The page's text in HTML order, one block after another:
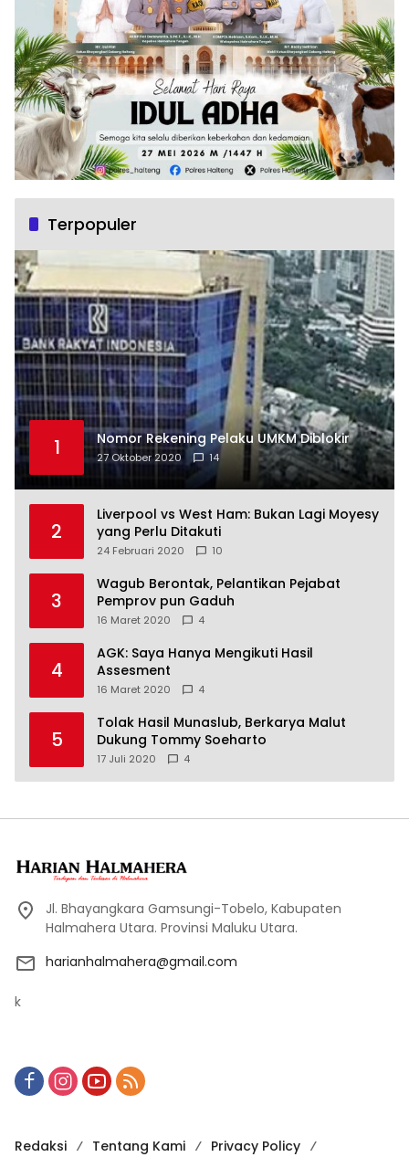
Terpopuler
1 Nomor Rekening Pelaku UMKM Diblokir
27 Oktober 2020 14
2
Liverpool vs West Ham: Bukan Lagi Moyesy
yang Perlu Ditakuti
24 Februari 2020 10
3
Wagub Berontak, Pelantikan Pejabat
Pemprov pun Gaduh
16 Maret 2020 4
4
AGK: Saya Hanya Mengikuti Hasil
Assesment
16 Maret 2020 4
5
Tolak Hasil Munaslub, Berkarya Malut
Dukung Tommy Soeharto
17 Juli 2020 4
Jl. Bhayangkara Gamsungi-Tobelo, Kabupaten
Halmahera Utara. Provinsi Maluku Utara.
harianhalmahera@gmail.com
k
Redaksi Tentang Kami Privacy Policy